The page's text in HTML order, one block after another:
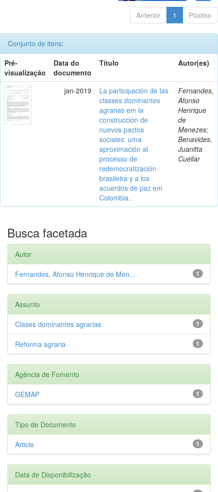
Anterior 1 Póximo
Conjunto de itens:
Pré-
visualização
Data do
documento
Título Autor(es)
jan-2019
La participación de las
classes dominantes
agrarias em la
construcción de
nuevos pactos
sociales: uma
aproximación al
processo de
redemocratización
brasileira y a los
acuerdos de paz em
Colombia.
Fernandes,
Afonso
Henrique
de
Menezes;
Benavides,
Juanitta
Cuéllar
Busca facetada
Autor
1
Fernandes, Afonso Henrique de Men...
Assunto
1
Clases dominantes agrarias
1
Reforma agraria
Agência de Fomento
1
GEMAP
Tipo de Documento
1
Article
Data de Disponibilização